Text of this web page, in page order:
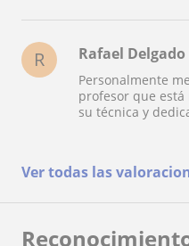
R Rafael
Personalmente
profesor que
su técnica y
Ver todas las